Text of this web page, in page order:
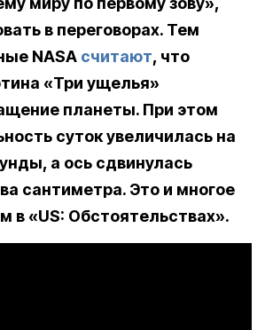
в переговорах. Тем
NASA считают, что
«Три ущелья»
планеты. При этом
суток увеличилась на
а ось сдвинулась
сантиметра. Это и многое
в «US: Обстоятельствах».